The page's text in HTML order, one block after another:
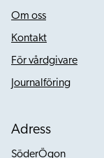
Om oss
Kontakt
För vårdgivare
Journalföring
Adress
SöderÖgon